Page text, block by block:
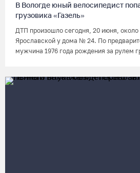
В Вологде юный велосипедист
грузовика «Газель»
ДТП произошло сегодня, 20 июня, около
Ярославской у дома № 24. По
мужчина 1976 года рождения за рулем